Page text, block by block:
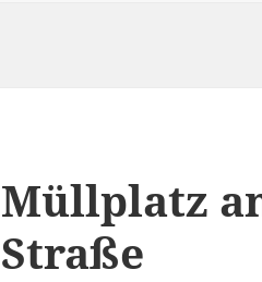
Müllplatz
Straße